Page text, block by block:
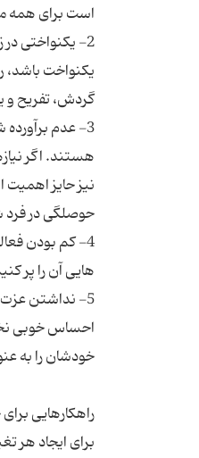
2- یكنواختی
یكنواخت باشد،
3- عدم برآورده
هستند. اگر
نیز حایز
4- كم بودن
5- نداشتن عزت
احساس خوبی
برای ایجاد هر